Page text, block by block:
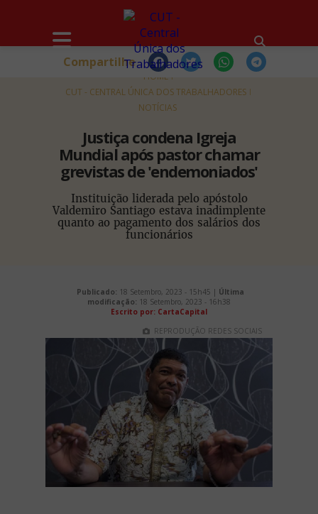
HOME
CUT - CENTRAL ÚNICA DOS TRABALHADORES
NOTÍCIAS
Justiça condena Igreja
Mundial após pastor chamar
grevistas de 'endemoniados'
Instituição liderada pelo apóstolo
Valdemiro Santiago estava inadimplente
quanto ao pagamento dos salários dos
funcionários
Compartilhe
Publicado: 18 Setembro, 2023 - 15h45 | Última
modificação: 18 Setembro, 2023 - 16h38
Escrito por: CartaCapital
REPRODUÇÃO REDES SOCIAIS